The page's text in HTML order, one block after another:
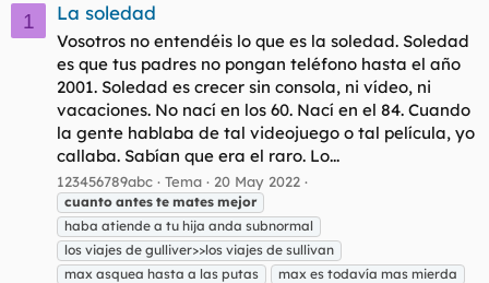
1 La soledad
Vosotros no entendéis lo que es la soledad. Soledad
es que tus padres no pongan teléfono hasta el año
2001. Soledad es crecer sin consola, ni vídeo, ni
vacaciones. No nací en los 60. Nací en el 84. Cuando
la gente hablaba de tal videojuego o tal película, yo
callaba. Sabían que era el raro. Lo...
123456789abc Tema 20 May 2022
cuanto antes te mates mejor
haba atiende a tu hija anda subnormal
los viajes de gulliver>>los viajes de sullivan
max asquea hasta a las putas
max es todavía mas mierda